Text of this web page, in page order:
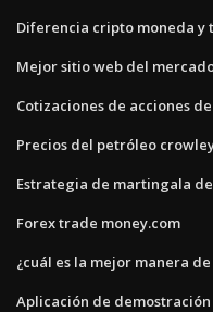
Diferencia cripto moneda y
Mejor sitio web del
Cotizaciones de acciones
Precios del petróleo
Estrategia de martingala
Forex trade money.com
¿cuál es la mejor manera
Aplicación de